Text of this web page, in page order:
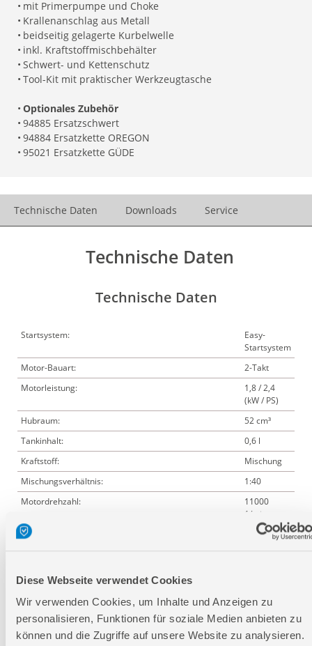
Diese Webseite verwendet Cookies
Wir verwenden Cookies, um Inhalte und Anzeigen zu
personalisieren, Funktionen für soziale Medien anbieten zu
können und die Zugriffe auf unsere Website zu analysieren.
• mit Primerpumpe und Choke
• Krallenanschlag aus Metall
• beidseitig gelagerte Kurbelwelle
• inkl. Kraftstoffmischbehälter
• Schwert- und Kettenschutz
• Tool-Kit mit praktischer Werkzeugtasche
• Optionales Zubehör
• 94885 Ersatzschwert
• 94884 Ersatzkette OREGON
• 95021 Ersatzkette GÜDE
Technische Daten Downloads Service
Technische Daten
Technische Daten
Startsystem:
Easy-
Startsystem
Motor-Bauart:
2-Takt
Motorleistung:
1,8 / 2,4
(kW / PS)
Hubraum:
52 cm³
Tankinhalt:
0,6 l
Kraftstoff:
Mischung
Mischungsverhältnis:
1:40
Motordrehzahl:
11000
1/min
Schnittlänge:
360 mm
max. Kettengeschwindigkeit:
Ketten-Schnellspannsystem:
nein
Schwerttyp:
Oregon